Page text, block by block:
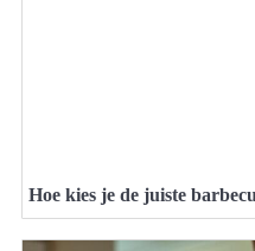
Hoe kies je de juiste